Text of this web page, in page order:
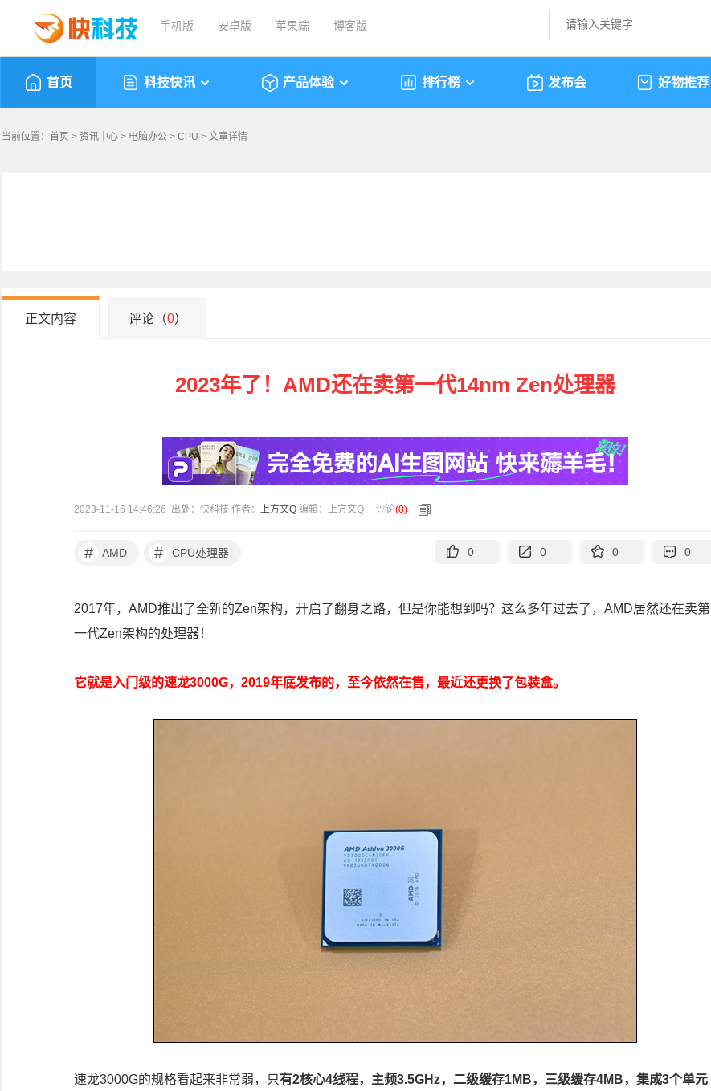
手机版 安卓版 苹果端 博客版
首页 科技快讯 产品体验 排行榜 发布会 好物推荐
当前位置： 首页 > 资讯中心 > 电脑办公 > CPU > 文章详情
正文内容 评论（0）
2023年了！AMD还在卖第一代14nm Zen处理器
2023-11-16 14:46:26 出处：快科技 作者： 上方文Q 编辑：上方文Q 评论(0)
# AMD # CPU处理器 0 0 0 0
2017年，AMD推出了全新的Zen架构，开启了翻身之路，但是你能想到吗？这么多年过去了，AMD居然还在卖第
一代Zen架构的处理器！
它就是入门级的速龙3000G，2019年底发布的，至今依然在售，最近还更换了包装盒。
速龙3000G的规格看起来非常弱，只有2核心4线程，主频3.5GHz，二级缓存1MB，三级缓存4MB，集成3个单元